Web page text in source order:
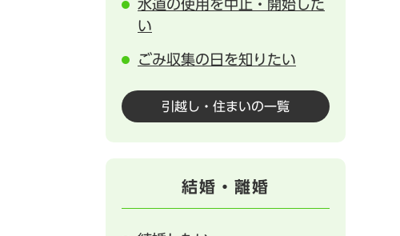
水道の使用を中止・開始した
い
ごみ収集の日を知りたい
引越し・住まいの一覧
結婚・離婚